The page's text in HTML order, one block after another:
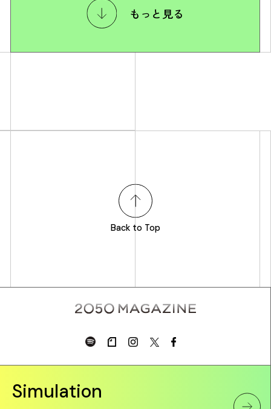
もっと見る
Back to Top
Simulation